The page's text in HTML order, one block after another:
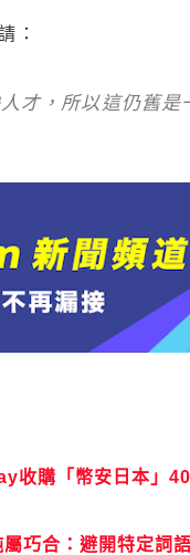
：
人才，所以這仍舊
收購「幣安日本」
巧合：避開特定詞